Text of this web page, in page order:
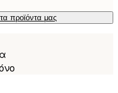
προϊόντα μας